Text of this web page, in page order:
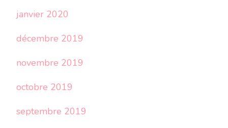
janvier 2020
décembre 2019
novembre 2019
octobre 2019
septembre 2019